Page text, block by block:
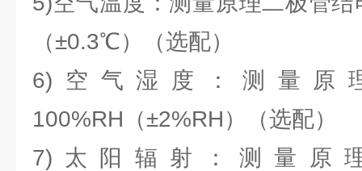
（±0.3℃）（选配）
6)空气湿度：测量原
100%RH（±2%RH）（选配）
7)太阳辐射：测量原